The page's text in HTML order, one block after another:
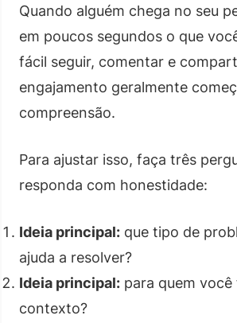
Quando alguém chega no seu
em poucos segundos o que
fácil seguir, comentar e
engajamento geralmente
compreensão.
Para ajustar isso, faça três
responda com honestidade:
Ideia principal: que tipo de
ajuda a resolver?
Ideia principal: para quem
contexto?